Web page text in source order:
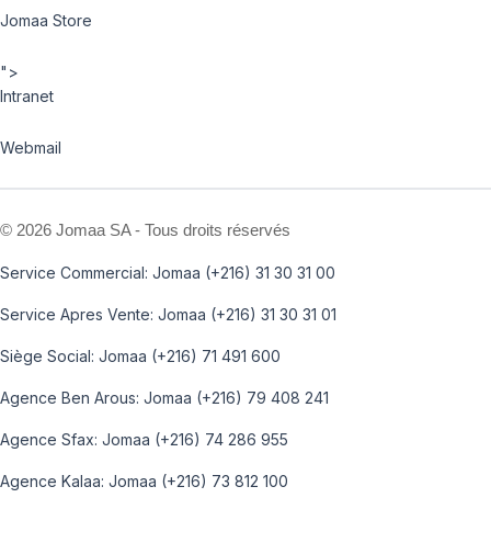
Jomaa Store
">
Intranet
Webmail
© 2026 Jomaa SA - Tous droits réservés
Service Commercial: Jomaa (+216) 31 30 31 00
Service Apres Vente: Jomaa (+216) 31 30 31 01
Siège Social: Jomaa (+216) 71 491 600
Agence Ben Arous: Jomaa (+216) 79 408 241
Agence Sfax: Jomaa (+216) 74 286 955
Agence Kalaa: Jomaa (+216) 73 812 100